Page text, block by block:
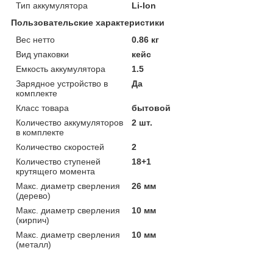
Тип аккумулятора
Li-Ion
Пользовательские характеристики
Вес нетто
0.86 кг
Вид упаковки
кейс
Емкость аккумулятора
1.5
Зарядное устройство в
комплекте
Да
Класс товара
бытовой
Количество аккумуляторов
в комплекте
2 шт.
Количество скоростей
2
Количество ступеней
крутящего момента
18+1
Макс. диаметр сверления
(дерево)
26 мм
Макс. диаметр сверления
(кирпич)
10 мм
Макс. диаметр сверления
(металл)
10 мм